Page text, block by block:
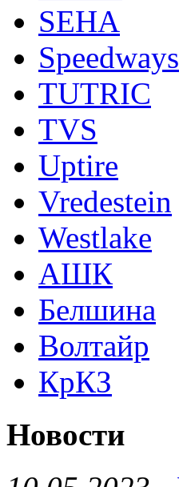
SEHA
Speedways
TUTRIC
TVS
Uptire
Vredestein
Westlake
АШК
Белшина
Волтайр
КрКЗ
Новости